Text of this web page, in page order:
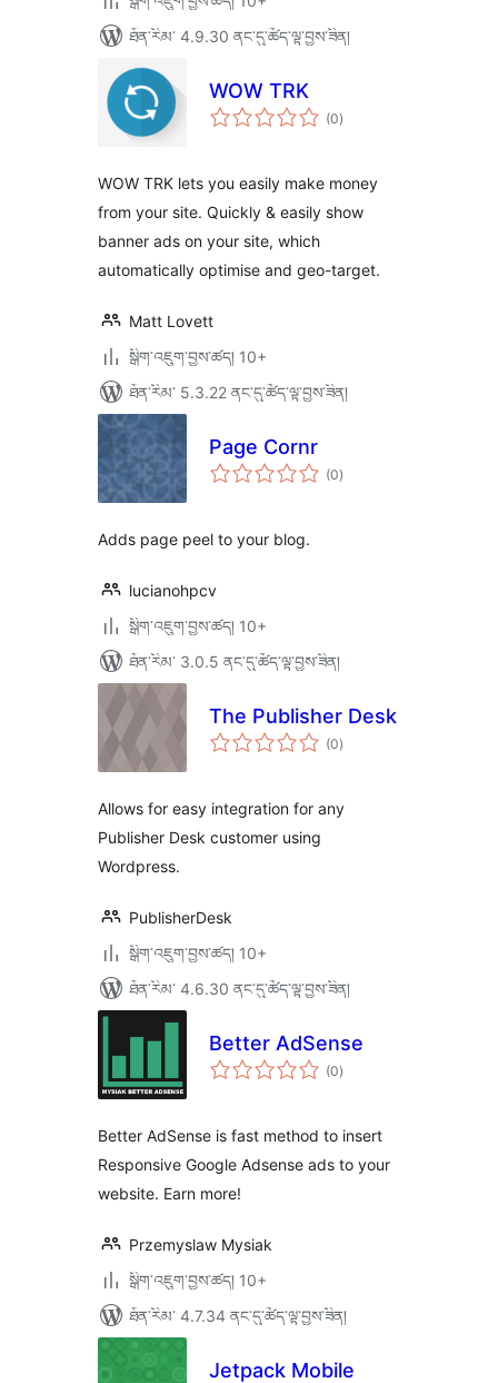
ཐོན་རིམ་ 4.9.30 ནང་དུ་ཚོད་ལྟ་བྱས་ཟིན།
WOW TRK
(0གདེང་
འཇོག་
)
WOW TRK lets you easily make money
from your site. Quickly & easily show
banner ads on your site, which
automatically optimise and geo-target.
Matt Lovett
སྒྲིག་འཇུག་བྱས་ཚད། 10+
ཐོན་རིམ་ 5.3.22 ནང་དུ་ཚོད་ལྟ་བྱས་ཟིན།
Page Cornr
(0གདེང་
འཇོག་
)
Adds page peel to your blog.
lucianohpcv
སྒྲིག་འཇུག་བྱས་ཚད། 10+
ཐོན་རིམ་ 3.0.5 ནང་དུ་ཚོད་ལྟ་བྱས་ཟིན།
The Publisher Desk
(0གདེང་
འཇོག་
)
Allows for easy integration for any
Publisher Desk customer using
Wordpress.
PublisherDesk
སྒྲིག་འཇུག་བྱས་ཚད། 10+
ཐོན་རིམ་ 4.6.30 ནང་དུ་ཚོད་ལྟ་བྱས་ཟིན།
Better AdSense
(0གདེང་
འཇོག་
)
Better AdSense is fast method to insert
Responsive Google Adsense ads to your
website. Earn more!
Przemyslaw Mysiak
སྒྲིག་འཇུག་བྱས་ཚད། 10+
ཐོན་རིམ་ 4.7.34 ནང་དུ་ཚོད་ལྟ་བྱས་ཟིན།
Jetpack Mobile